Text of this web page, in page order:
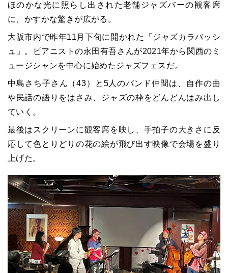
ほのかな光に照らし出された老舗ジャズバーの観客席
に、かすかな驚きが広がる。
大阪市内で昨年11月下旬に開かれた「ジャズカラバッシ
ュ」。ピアニストの永田有吾さんが2021年から関西のミ
ュージシャンを中心に始めたジャズフェスだ。
中島さち子さん（43）と5人のバンド仲間は、自作の曲
や民話の語りをはさみ、ジャズの枠をどんどんはみ出し
ていく。
最後はスクリーンに観客席を映し、手拍子の大きさに反
応して色とりどりの花の絵が飛び出す映像で会場を盛り
上げた。